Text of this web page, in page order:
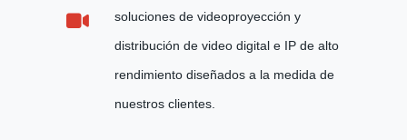
soluciones de videoproyección y
distribución de video digital e IP de alto
rendimiento diseñados a la medida de
nuestros clientes.